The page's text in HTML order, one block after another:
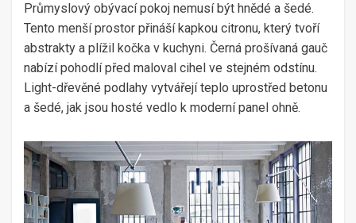
Průmyslový obývací pokoj nemusí být hnědé a šedé.
Tento menší prostor přináší kapkou citronu, který tvoří
abstrakty a plížil kočka v kuchyni. Černá prošívaná gauč
nabízí pohodlí před maloval cihel ve stejném odstínu.
Light-dřevěné podlahy vytvářejí teplo uprostřed betonu
a šedé, jak jsou hosté vedlo k moderní panel ohně.